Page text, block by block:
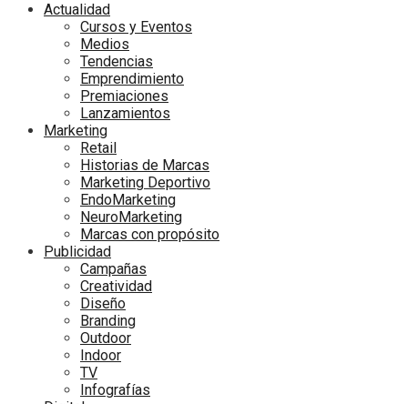
Actualidad
Cursos y Eventos
Medios
Tendencias
Emprendimiento
Premiaciones
Lanzamientos
Marketing
Retail
Historias de Marcas
Marketing Deportivo
EndoMarketing
NeuroMarketing
Marcas con propósito
Publicidad
Campañas
Creatividad
Diseño
Branding
Outdoor
Indoor
TV
Infografías